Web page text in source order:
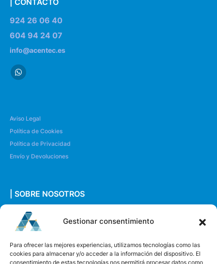
Gestionar consentimiento
Para ofrecer las mejores experiencias, utilizamos tecnologías como las
cookies para almacenar y/o acceder a la información del dispositivo. El
consentimiento de estas tecnologías nos permitirá procesar datos como
| CONTACTO
924 26 06 40
604 94 24 07
info@acentec.es
Aviso Legal
Política de Cookies
Política de Privacidad
Envío y Devoluciones
| SOBRE NOSOTROS
Quiénes somos
Envíanos un mensaje